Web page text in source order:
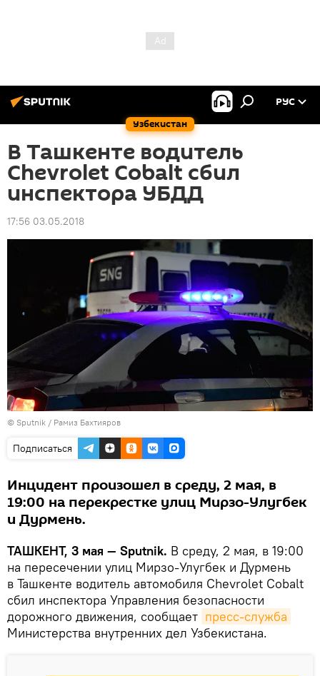
Узбекистан
РУС
В Ташкенте водитель
Chevrolet Cobalt сбил
инспектора УБДД
17:56 03.05.2018
© Sputnik / Рамиз Бахтияров
Подписаться
Инцидент произошел в среду, 2 мая, в
19:00 на перекрестке улиц Мирзо-Улугбек
и Дурмень.
ТАШКЕНТ, 3 мая — Sputnik. В среду, 2 мая, в 19:00
на пересечении улиц Мирзо-Улугбек и Дурмень
в Ташкенте водитель автомобиля Chevrolet Cobalt
сбил инспектора Управления безопасности
дорожного движения, сообщает пресс-служба
Министерства внутренних дел Узбекистана.